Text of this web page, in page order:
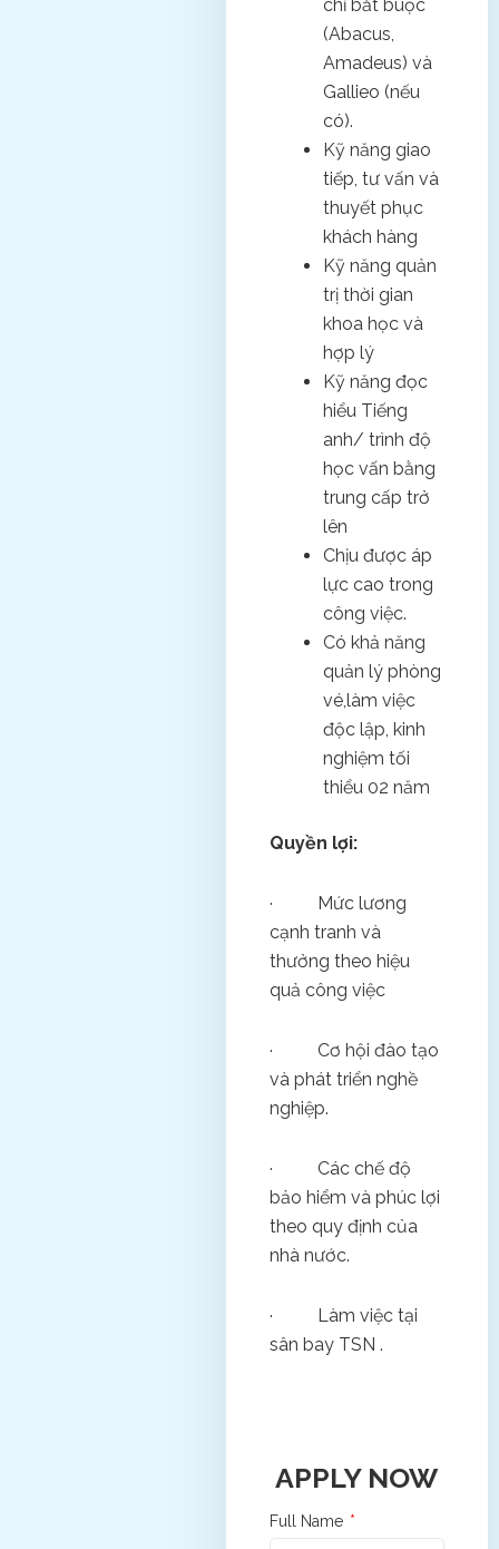
chỉ bắt buộc
(Abacus,
Amadeus) và
Gallieo (nếu
có).
Kỹ năng giao
tiếp, tư vấn và
thuyết phục
khách hàng
Kỹ năng quản
trị thời gian
khoa học và
hợp lý
Kỹ năng đọc
hiểu Tiếng
anh/ trình độ
học vấn bằng
trung cấp trở
lên
Chịu được áp
lực cao trong
công việc.
Có khả năng
quản lý phòng
vé,làm việc
độc lập, kinh
nghiệm tối
thiểu 02 năm
Quyền lợi:
· Mức lương
cạnh tranh và
thưởng theo hiệu
quả công việc
· Cơ hội đào tạo
và phát triển nghề
nghiệp.
· Các chế độ
bảo hiểm và phúc lợi
theo quy định của
nhà nước.
· Làm việc tại
sân bay TSN .
APPLY NOW
Full Name